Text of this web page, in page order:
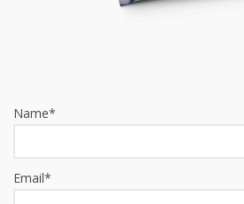
Name*
Email*